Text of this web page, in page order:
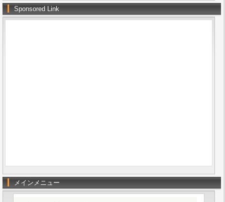
Sponsored Link
メインメニュー